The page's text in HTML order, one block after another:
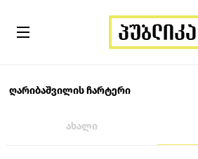
ღარიბაშვილის ჩარტერი
ახალი